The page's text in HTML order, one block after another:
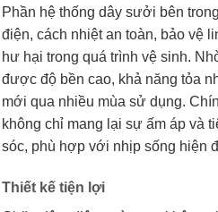
Phần hệ thống dây sưởi bên
điện, cách nhiệt an toàn, bảo vệ
hư hại trong quá trình vệ sinh.
được độ bền cao, khả năng tỏa
mới qua nhiều mùa sử dụng.
không chỉ mang lại sự ấm áp và
sóc, phù hợp với nhịp sống hiện
Thiết kế tiện lợi